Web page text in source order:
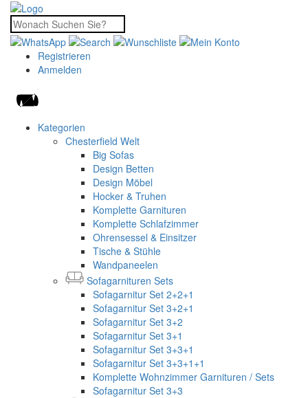
Registrieren
Anmelden
Kategorien
Chesterfield Welt
Big Sofas
Design Betten
Design Möbel
Hocker & Truhen
Komplette Garnituren
Komplette Schlafzimmer
Ohrensessel & Einsitzer
Tische & Stühle
Wandpaneelen
Sofagarnituren Sets
Sofagarnitur Set 2+2+1
Sofagarnitur Set 3+2+1
Sofagarnitur Set 3+2
Sofagarnitur Set 3+1
Sofagarnitur Set 3+3+1
Sofagarnitur Set 3+3+1+1
Komplette Wohnzimmer Garnituren / Sets
Sofagarnitur Set 3+3